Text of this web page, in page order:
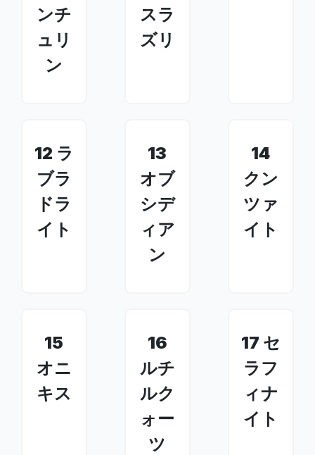
ンチ
ュリ
ン
スラ
ズリ
12 ラ
ブラ
ドラ
イト
13
オブ
シデ
ィア
ン
14
クン
ツァ
イト
15
オニ
キス
16
ルチ
ルク
ォー
ツ
17 セ
ラフ
ィナ
イト